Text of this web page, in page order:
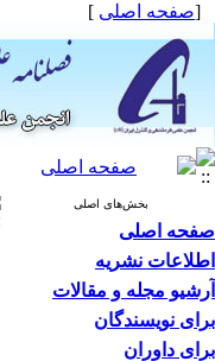
[صفحه اصلی ]
بخش‌های اصلی
صفحه اصلی
اطلاعات نشریه
آرشیو مجله و مقالات
برای نویسندگان
برای داوران